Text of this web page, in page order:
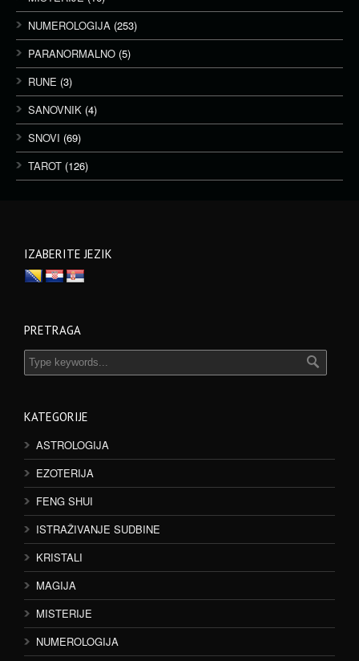
NUMEROLOGIJA (253)
PARANORMALNO (5)
RUNE (3)
SANOVNIK (4)
SNOVI (69)
TAROT (126)
IZABERITE JEZIK
PRETRAGA
KATEGORIJE
ASTROLOGIJA
EZOTERIJA
FENG SHUI
ISTRAŽIVANJE SUDBINE
KRISTALI
MAGIJA
MISTERIJE
NUMEROLOGIJA